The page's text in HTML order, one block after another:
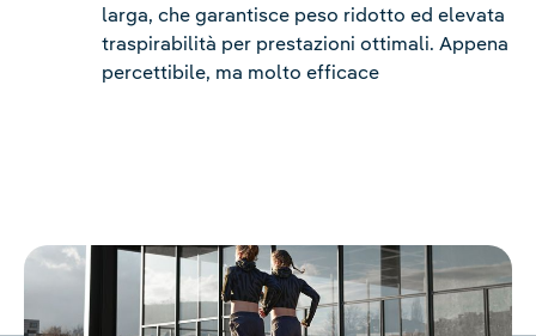
larga, che garantisce peso ridotto ed elevata
traspirabilità per prestazioni ottimali. Appena
percettibile, ma molto efficace